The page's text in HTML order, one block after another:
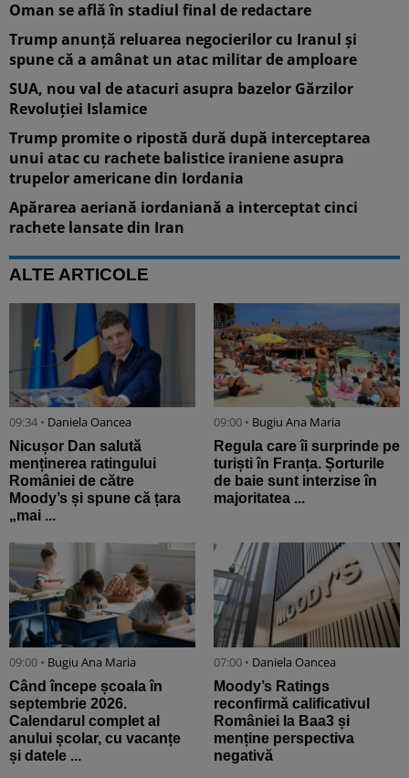
Oman se află în stadiul final de redactare
Trump anunță reluarea negocierilor cu Iranul și
spune că a amânat un atac militar de amploare
SUA, nou val de atacuri asupra bazelor Gărzilor
Revoluţiei Islamice
Trump promite o ripostă dură după interceptarea
unui atac cu rachete balistice iraniene asupra
trupelor americane din Iordania
Apărarea aeriană iordaniană a interceptat cinci
rachete lansate din Iran
ALTE ARTICOLE
09:34 • Daniela Oancea
Nicușor Dan salută
menținerea ratingului
României de către
Moody’s și spune că țara
„mai ...
09:00 • Bugiu ⁠Ana Maria
Regula care îi surprinde pe
turiști în Franța. Șorturile
de baie sunt interzise în
majoritatea ...
09:00 • Bugiu ⁠Ana Maria
Când începe școala în
septembrie 2026.
Calendarul complet al
anului școlar, cu vacanțe
și datele ...
07:00 • Daniela Oancea
Moody’s Ratings
reconfirmă calificativul
României la Baa3 și
menține perspectiva
negativă